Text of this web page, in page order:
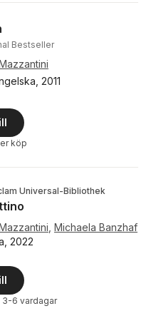
Bestseller
2011
köp
Universal-Bibliothek
Michaela Banzhaf
2022
3-6 vardagar